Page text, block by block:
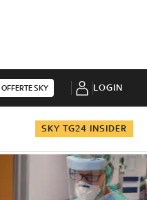
OFFERTE SKY LOGIN
SKY TG24 INSIDER